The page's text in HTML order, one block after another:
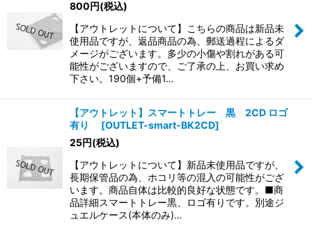
800 円(税込)
【アウトレットについて】こちらの商品は新品未
使用品ですが、返品商品の為、郵送過程によるダ
メージがございます。多少の小傷や割れがある可
能性がございますので、ご了承の上、お買い求め
下さい。190個+予備1…
【アウトレット】スマートトレー 黒 2CD ロゴ
有り
[OUTLET-smart-BK2CD]
25円(税込)
【アウトレットについて】新品未使用品ですが、
長期保管品の為、ホコリ等の混入の可能性がござ
います。商品自体は比較的良好な状態です。■商
品詳細スマートトレー黒、ロゴ有りです。別途ジ
ュエルケース(本体のみ)…